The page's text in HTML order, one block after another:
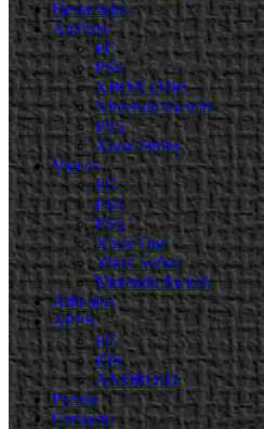
Destacadas
Análisis
PC
PS4
XBOX ONE
Nintendo Switch
PS5
Xbox Series
Videos
PC
PS4
PS5
Xbox One
Xbox Series
Nintendo Switch
Artículos
APPS
PC
iOS
ANDROID
Prensa
Contacto